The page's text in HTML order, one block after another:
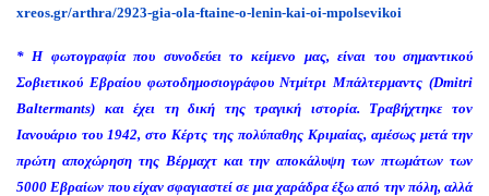
xreos.gr/arthra/2923-gia-ola-ftaine-o-lenin-kai-oi-mpolsevikoi
* Η φωτογραφία που συνοδεύει το κείμενο μας, είναι τουσημαντικού
Σοβιετικού Εβραίου φωτοδημοσιογράφου Ντμίτρι Μπάλτερμαντς (Dmitri
Baltermants) και έχει τη δική της τραγική ιστορία. Τραβήχτηκε τον
Ιανουάριο του 1942, στο Κέρτς της πολύπαθηςΚριμαίας, αμέσως μετά την
πρώτη αποχώρηση της Βέρμαχτ και την αποκάλυψητων πτωμάτων των
5000 Εβραίων που είχαν σφαγιαστεί σε μια χαράδρα έξω από τηνπόλη, αλλά